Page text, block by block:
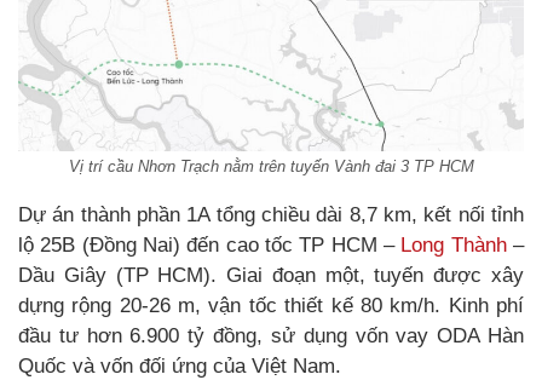
Vị trí cầu Nhơn Trạch nằm trên tuyến Vành đai 3 TP HCM
Dự án thành phần 1A tổng chiều dài 8,7 km, kết nối tỉnh
lộ 25B (Đồng Nai) đến cao tốc TP HCM – Long Thành–
Dầu Giây (TP HCM). Giai đoạn một, tuyến được xây
dựng rộng 20-26 m, vận tốc thiết kế 80 km/h. Kinh phí
đầu tư hơn 6.900 tỷ đồng, sử dụng vốn vay ODA Hàn
Quốc và vốn đối ứng của Việt Nam.